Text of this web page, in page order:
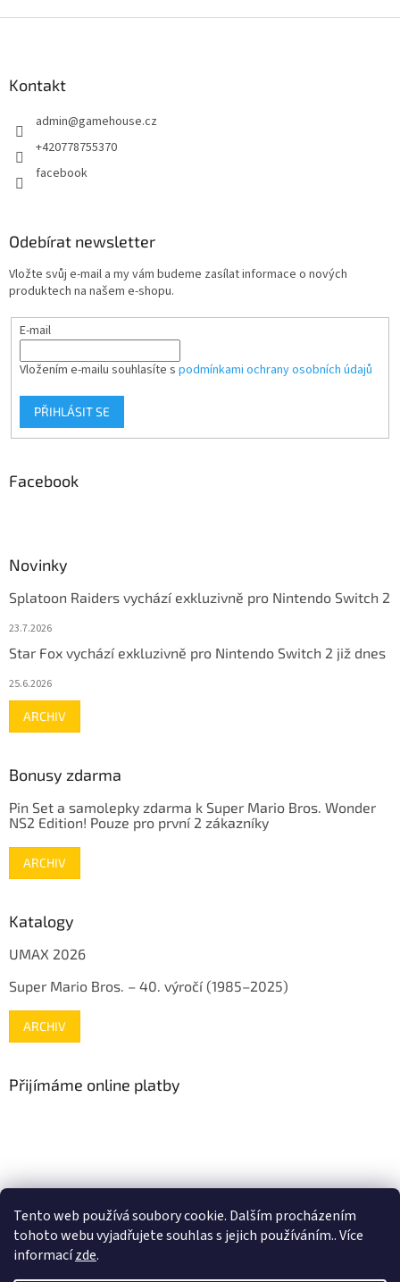
Tento web používá soubory cookie. Dalším procházením
tohoto webu vyjadřujete souhlas s jejich používáním.. Více
informacízde.
Kontakt
admin@gamehouse.cz
+420778755370
facebook
Odebírat newsletter
Vložte svůj e-mail a my vám budeme zasílat informace o nových
produktech na našem e-shopu.
E-mail
Vložením e-mailu souhlasíte s podmínkami ochrany osobních údajů
PŘIHLÁSIT SE
Facebook
Novinky
Splatoon Raiders vychází exkluzivně pro Nintendo Switch 2
23.7.2026
Star Fox vychází exkluzivně pro Nintendo Switch 2 již dnes
25.6.2026
ARCHIV
Bonusy zdarma
Pin Set a samolepky zdarma k Super Mario Bros. Wonder
NS2 Edition! Pouze pro první 2 zákazníky
ARCHIV
Katalogy
UMAX 2026
Super Mario Bros. – 40. výročí (1985–2025)
ARCHIV
Přijímáme online platby
www.fleg.cz